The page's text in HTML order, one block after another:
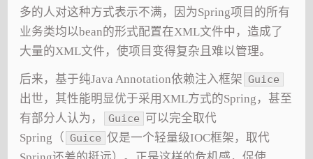
多的人对这种方式表示不满，因为Spring项目的所有
业务类均以bean的形式配置在XML文件中，造成了
大量的XML文件，使项目变得复杂且难以管理。
后来，基于纯Java Annotation依赖注入框架 Guice
出世，其性能明显优于采用XML方式的Spring，甚至
有部分人认为，
Guice 可以完全取代
Spring（ Guice 仅是一个轻量级IOC框架，取代